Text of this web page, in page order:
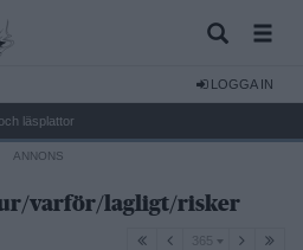
LOGGA IN
läsplattor
varför/lagligt/risker
365 365